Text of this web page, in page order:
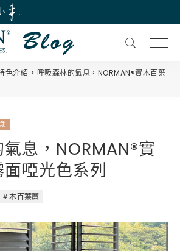
色介紹
呼吸森林的氣息，NORMAN®實木百葉
息，NORMAN®實
啞光色系列
木百葉簾